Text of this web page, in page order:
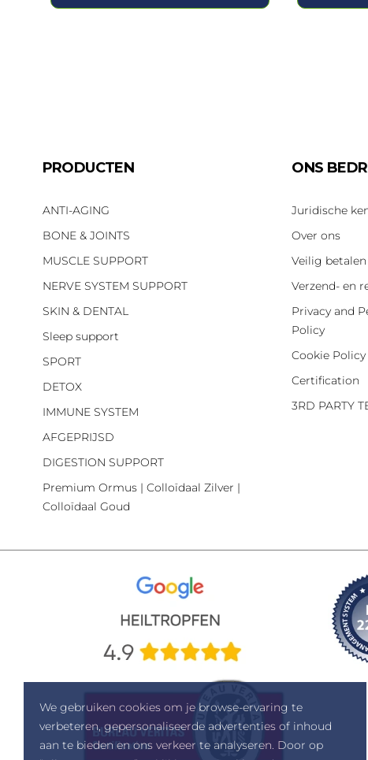
We gebruiken cookies om je browse-ervaring te
verbeteren, gepersonaliseerde advertenties of inhoud
aan te bieden en ons verkeer te analyseren. Door op
PRODUCTEN
ANTI-AGING
BONE & JOINTS
MUSCLE SUPPORT
NERVE SYSTEM SUPPORT
SKIN & DENTAL
Sleep support
SPORT
DETOX
IMMUNE SYSTEM
AFGEPRIJSD
DIGESTION SUPPORT
Premium Ormus | Colloïdaal Zilver |
Colloïdaal Goud
ONS
Juridische
Over ons
Veilig betalen
Verzend- en
Privacy and
Policy
Cookie Policy
Certification
3RD PARTY